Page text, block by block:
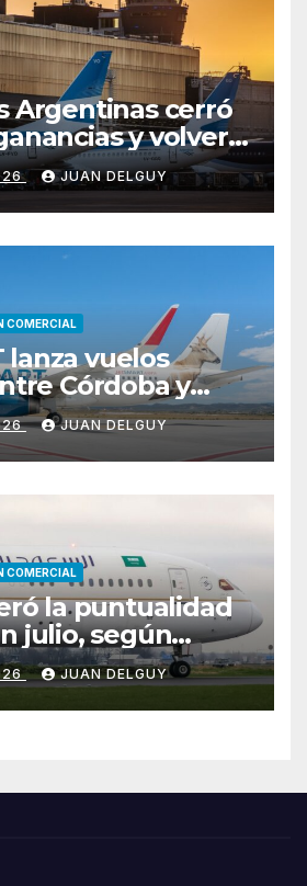
Argentinas cerró
y volverá
a las
JUAN DELGUY
COMERCIAL
lanza vuelos
Córdoba y
JUAN DELGUY
COMERCIAL
la puntualidad
julio, según
JUAN DELGUY